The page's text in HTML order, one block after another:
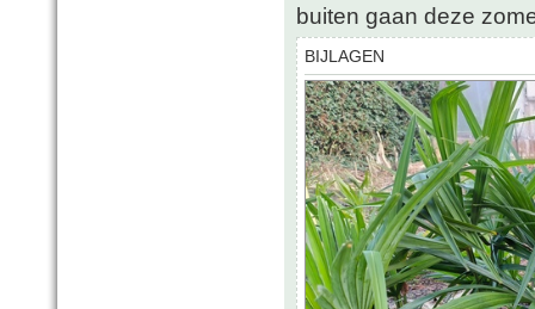
buiten gaan deze
BIJLAGEN